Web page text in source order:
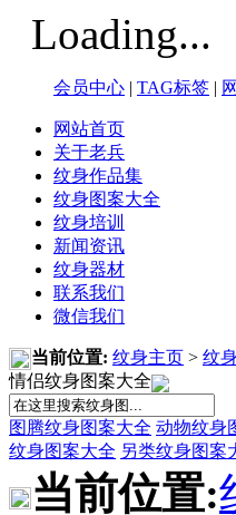
Loading...
会员中心 | TAG标签 |
网站首页
关于老兵
纹身作品集
纹身图案大全
纹身培训
新闻资讯
纹身器材
联系我们
微信我们
当前位置: 纹身主页 > 纹
情侣纹身图案大全
图腾纹身图案大全 动物纹身
纹身图案大全 另类纹身图案
当前位置: